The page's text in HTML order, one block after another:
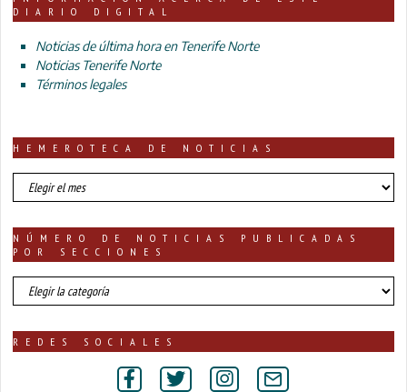
DIARIO DIGITAL
Noticias de última hora en Tenerife Norte
Noticias Tenerife Norte
Términos legales
HEMEROTECA DE NOTICIAS
HEMEROTECA
DE
NÚMERO DE NOTICIAS PUBLICADAS
POR SECCIONES
número
de
publicadas
REDES SOCIALES